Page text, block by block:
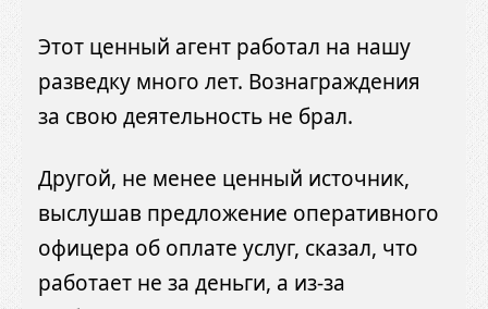
Этот ценный агент работал на нашу
разведку много лет. Вознаграждения
за свою деятельность не брал.
Другой, не менее ценный источник,
выслушав предложение оперативного
офицера об оплате услуг, сказал, что
работает не за деньги, а из-за